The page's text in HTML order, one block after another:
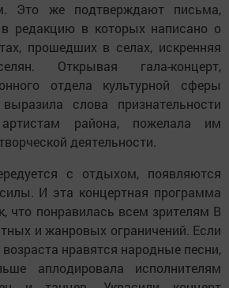
Это же подтверждают письма,
редакцию в которых написано о
прошедших в селах, искренняя
Открывая гала-концерт,
отдела культурной сферы
слова признательности
района, пожелала им
деятельности.
с отдыхом, появляются
И эта концертная программа
что понравилась всем зрителям В
и жанровых ограничений. Если
нравятся народные песни,
аплодировала исполнителям